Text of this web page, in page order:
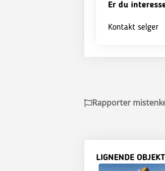
Er du
Kontakt selger
Rapporter
LIGNENDE